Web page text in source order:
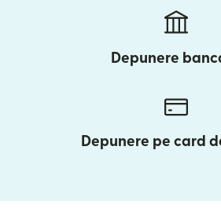
Depunere
Depunere pe card